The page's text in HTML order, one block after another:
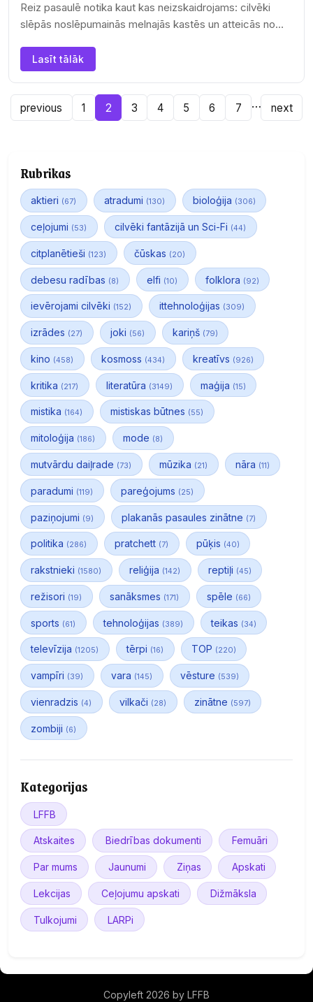
Reiz pasaulē notika kaut kas neizskaidrojams: cilvēki
slēpās noslēpumainās melnajās kastēs un atteicās no
Lasīt tālāk
previous 1 2 3 4 5 6 7 … next
Rubrikas
aktieri (67) atradumi (130) bioloģija (306)
ceļojumi (53) cilvēki fantāzijā un Sci-Fi (44)
citplanētieši (123) čūskas (20)
debesu radības (8) elfi (10) folklora (92)
ievērojami cilvēki (152) ittehnoloģijas (309)
izrādes (27) joki (56) kariņš (79)
kino (458) kosmoss (434) kreatīvs (926)
kritika (217) literatūra (3149) maģija (15)
mistika (164) mistiskas būtnes (55)
mitoloģija (186) mode (8)
mutvārdu daiļrade (73) mūzika (21) nāra (11)
paradumi (119) pareģojums (25)
paziņojumi (9) plakanās pasaules zinātne (7)
politika (286) pratchett (7) pūķis (40)
rakstnieki (1580) reliģija (142) reptiļi (45)
režisori (19) sanāksmes (171) spēle (66)
sports (61) tehnoloģijas (389) teikas (34)
televīzija (1205) tērpi (16) TOP (220)
vampīri (39) vara (145) vēsture (539)
vienradzis (4) vilkači (28) zinātne (597)
zombiji (6)
Kategorijas
LFFB
Atskaites Biedrības dokumenti Femuāri
Par mums Jaunumi Ziņas Apskati
Lekcijas Ceļojumu apskati Dižmāksla
Tulkojumi LARPi
Copyleft 2026 by LFFB